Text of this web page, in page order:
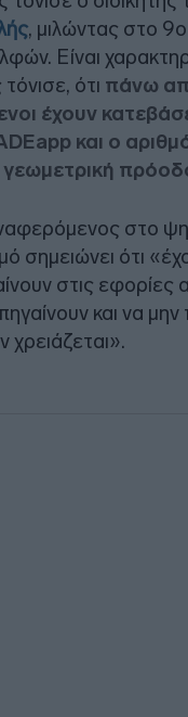
, μιλώντας στο 9ο
Είναι
ότι πάνω
έχουν
και ο
γεωμετρική
στο
σημειώνει ότι
στις εφορίες
και να
χρειάζεται».